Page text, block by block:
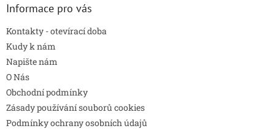
Informace pro vás
Kontakty - otevírací doba
Kudy k nám
Napište nám
O Nás
Obchodní podmínky
Zásady používání souborů cookies
Podmínky ochrany osobních údajů